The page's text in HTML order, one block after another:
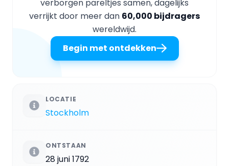
verborgen pareltjes samen, dagelijks
verrijkt door meer dan 60,000 bijdragers
wereldwijd.
Begin met ontdekken
LOCATIE
Stockholm
ONTSTAAN
28 juni 1792